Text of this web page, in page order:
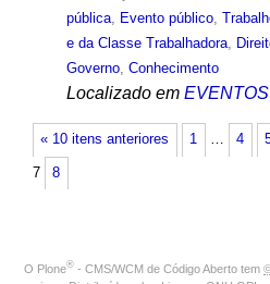
pública, Evento público,
e da Classe Trabalhadora,
Governo, Conhecimento
Localizado em EVENTOS
« 10 itens anteriores 1 … 4
7 8
O Plone® - CMS/WCM de Código Aberto tem